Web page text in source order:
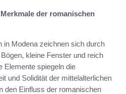
der romanischen
in Modena zeichnen sich durch
kleine Fenster und reich
Elemente spiegeln die
und Solidität der mittelalterlichen
den Einfluss der romanischen